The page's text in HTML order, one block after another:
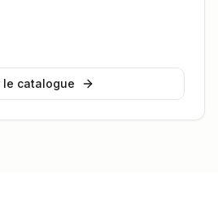
le catalogue